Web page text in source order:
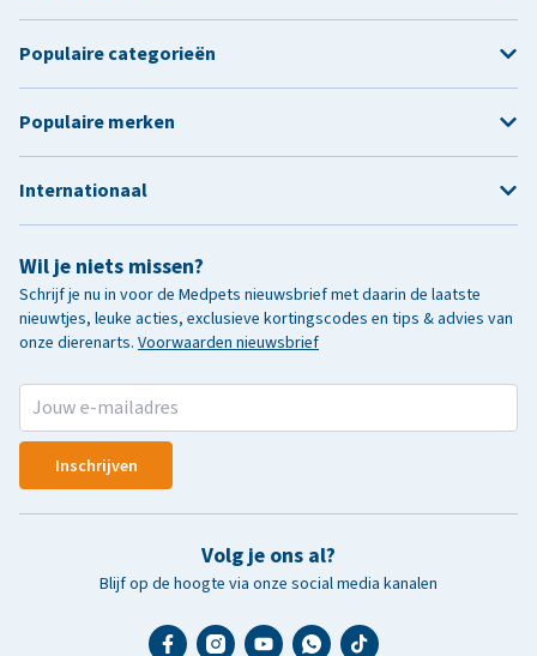
Wil je niets missen?
Schrijf je nu in voor de Medpets nieuwsbrief met daarin de laatste
nieuwtjes, leuke acties, exclusieve kortingscodes en tips & advies van
onze dierenarts. Voorwaarden nieuwsbrief
Inschrijven
Volg je ons al?
Blijf op de hoogte via onze social media kanalen
Populaire categorieën
Populaire merken
Internationaal